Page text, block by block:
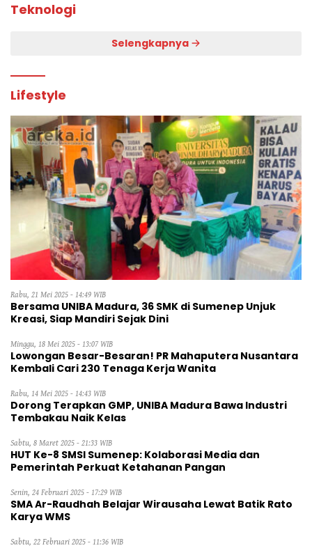
Teknologi
Selengkapnya
Lifestyle
Rabu, 21 Mei 2025 - 14:49 WIB
Bersama UNIBA Madura, 36 SMK di Sumenep Unjuk
Kreasi, Siap Mandiri Sejak Dini
Minggu, 18 Mei 2025 - 13:07 WIB
Lowongan Besar-Besaran! PR Mahaputera Nusantara
Kembali Cari 230 Tenaga Kerja Wanita
Rabu, 14 Mei 2025 - 14:43 WIB
Dorong Terapkan GMP, UNIBA Madura Bawa Industri
Tembakau Naik Kelas
Sabtu, 8 Maret 2025 - 21:33 WIB
HUT Ke-8 SMSI Sumenep: Kolaborasi Media dan
Pemerintah Perkuat Ketahanan Pangan
Senin, 24 Februari 2025 - 17:29 WIB
SMA Ar-Raudhah Belajar Wirausaha Lewat Batik Rato
Karya WMS
Sabtu, 22 Februari 2025 - 11:36 WIB